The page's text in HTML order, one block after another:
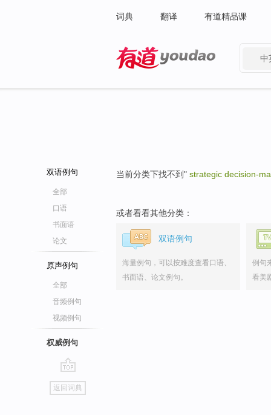
词典 翻译 有道精品课
中
双语例句
全部
口语
书面语
论文
原声例句
全部
音频例句
视频例句
权威例句
go
top
返回词典
当前分类下找不到" strategic decision-
或者看看其他分类：
双语例句
海量例句，可以按难度查看口语、
书面语、论文例句。
例句
看美